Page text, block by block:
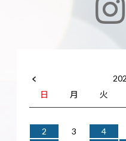
日
月 火
2
3 4